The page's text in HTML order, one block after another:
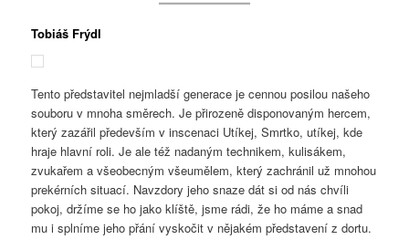
Tobiáš Frýdl
Tento představitel nejmladší generace je cennou posilou našeho
souboru v mnoha směrech. Je přirozeně disponovaným hercem,
který zazářil především v inscenaci Utíkej, Smrtko, utíkej, kde
hraje hlavní roli. Je ale též nadaným technikem, kulisákem,
zvukařem a všeobecným všeumělem, který zachránil už mnohou
prekérních situací. Navzdory jeho snaze dát si od nás chvíli
pokoj, držíme se ho jako klíště, jsme rádi, že ho máme a snad
mu i splníme jeho přání vyskočit v nějakém představení z dortu.